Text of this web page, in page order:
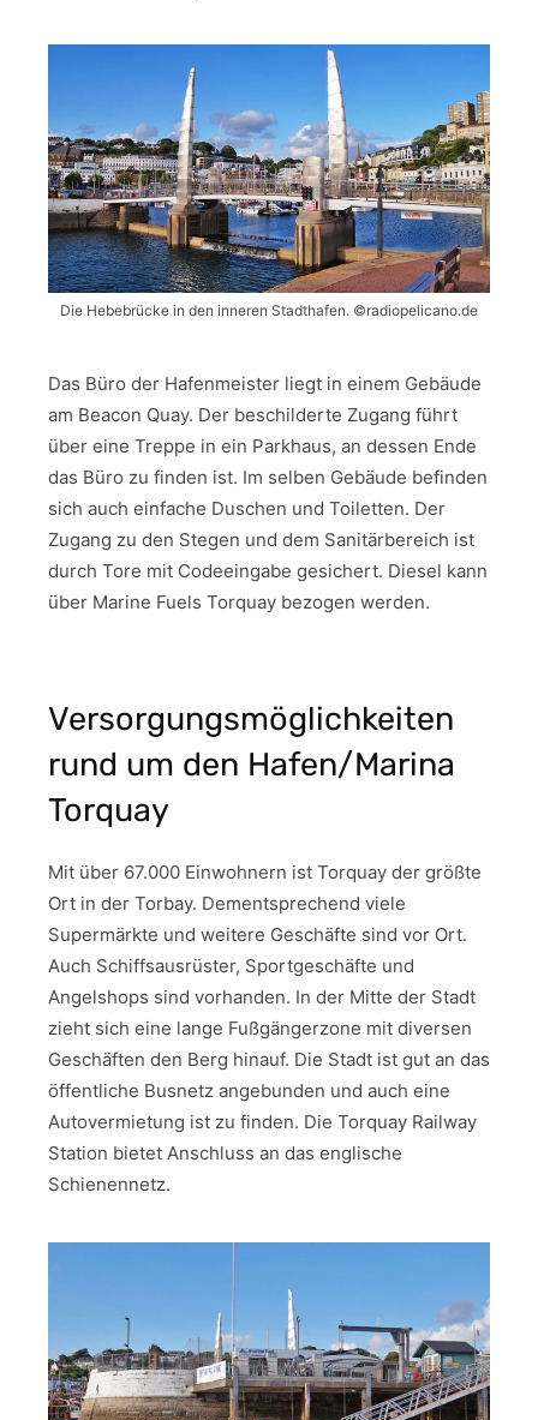
Die Hebebrücke in den inneren Stadthafen. ©radiopelicano.de
Das Büro der Hafenmeister liegt in einem Gebäude
am Beacon Quay. Der beschilderte Zugang führt
über eine Treppe in ein Parkhaus, an dessen Ende
das Büro zu finden ist. Im selben Gebäude befinden
sich auch einfache Duschen und Toiletten. Der
Zugang zu den Stegen und dem Sanitärbereich ist
durch Tore mit Codeeingabe gesichert. Diesel kann
über Marine Fuels Torquay bezogen werden.
Versorgungsmöglichkeiten
rund um den Hafen/Marina
Torquay
Mit über 67.000 Einwohnern ist Torquay der größte
Ort in der Torbay. Dementsprechend viele
Supermärkte und weitere Geschäfte sind vor Ort.
Auch Schiffsausrüster, Sportgeschäfte und
Angelshops sind vorhanden. In der Mitte der Stadt
zieht sich eine lange Fußgängerzone mit diversen
Geschäften den Berg hinauf. Die Stadt ist gut an das
öffentliche Busnetz angebunden und auch eine
Autovermietung ist zu finden. Die Torquay Railway
Station bietet Anschluss an das englische
Schienennetz.